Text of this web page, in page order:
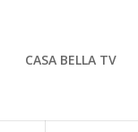
CASA BELLA TV